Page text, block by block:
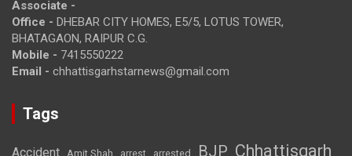
Associate -
Office - DHEBAR CITY HOMES, E5/5, LOTUS TOWER,
BHATAGAON, RAIPUR C.G.
Mobile - 7415550222
Email - chhattisgarhstarnews@gmail.com
Tags
Accident Amit Shah arrest arrested BJP Chhattisgarh